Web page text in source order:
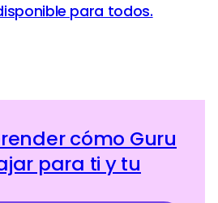
para todos.
cómo Guru
para ti y tu